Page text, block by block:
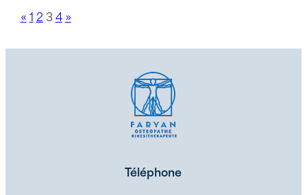
« 1 2 3 4 »
Téléphone